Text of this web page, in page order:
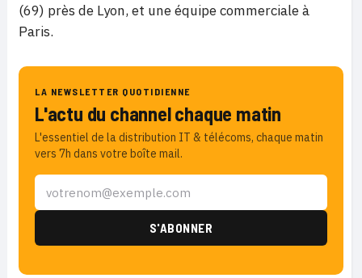
(69) près de Lyon, et une équipe commerciale à
Paris.
LA NEWSLETTER QUOTIDIENNE
L'actu du channel chaque matin
L'essentiel de la distribution IT & télécoms, chaque matin
vers 7h dans votre boîte mail.